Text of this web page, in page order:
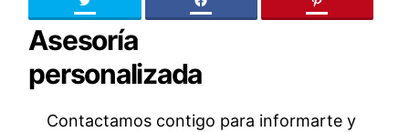
Twitter facebook pinteres
Asesoría
personalizada
Contactamos contigo para informarte y